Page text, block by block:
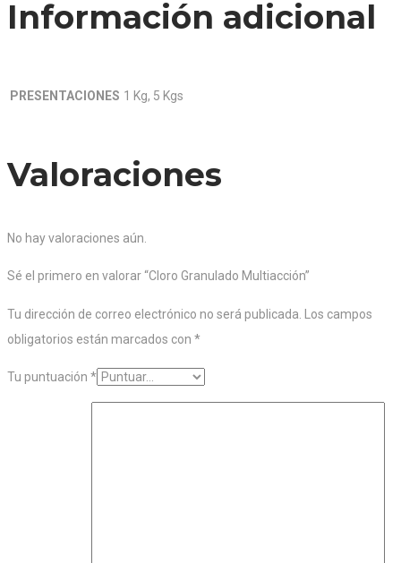
Información adicional
PRESENTACIONES 1 Kg, 5 Kgs
Valoraciones
No hay valoraciones aún.
Sé el primero en valorar “Cloro Granulado Multiacción”
Tu dirección de correo electrónico no será publicada. Los campos
obligatorios están marcados con *
Tu puntuación *